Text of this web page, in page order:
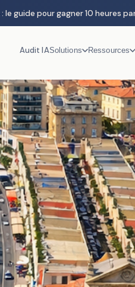
Audit IASolutions Ressources